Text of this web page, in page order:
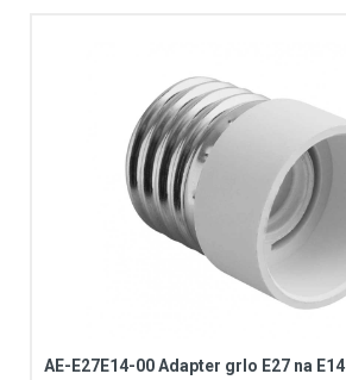
AE-E27E14-00 Adapter grlo E27 na E14